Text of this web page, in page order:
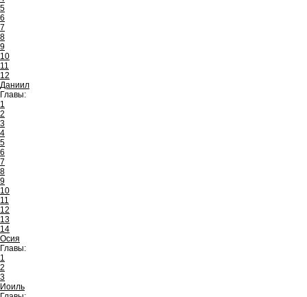
5
6
7
8
9
10
11
12
Даниил
Главы:
1
2
3
4
5
6
7
8
9
10
11
12
13
14
Осия
Главы:
1
2
3
Иоиль